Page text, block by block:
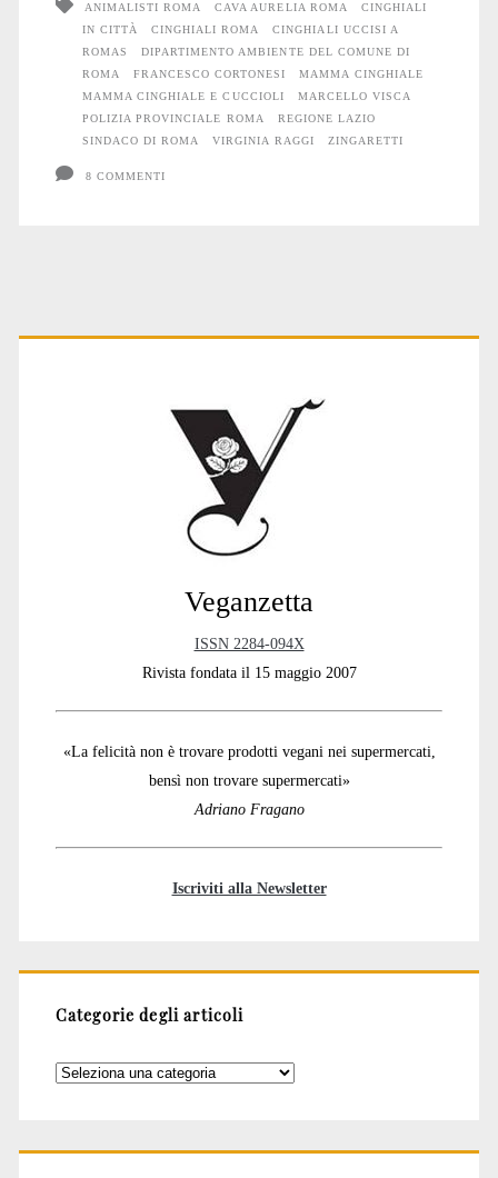
Roma
ANIMALISTI ROMA CAVA AURELIA ROMA
CINGHIALI
IN CITTÀ
CINGHIALI ROMA
CINGHIALI UCCISI A
ROMAS
DIPARTIMENTO AMBIENTE DEL COMUNE DI
ROMA
FRANCESCO CORTONESI
MAMMA CINGHIALE
MAMMA CINGHIALE E CUCCIOLI
MARCELLO VISCA
POLIZIA PROVINCIALE ROMA
REGIONE LAZIO
SINDACO DI ROMA
VIRGINIA RAGGI ZINGARETTI
8 COMMENTI
Primary
Veganzetta
ISSN 2284-094X
Rivista fondata il 15 maggio 2007
«La felicità non è trovare prodotti vegani nei supermercati,
bensì non trovare supermercati»
Adriano Fragano
Iscriviti alla Newsletter
Categorie degli articoli
Categorie